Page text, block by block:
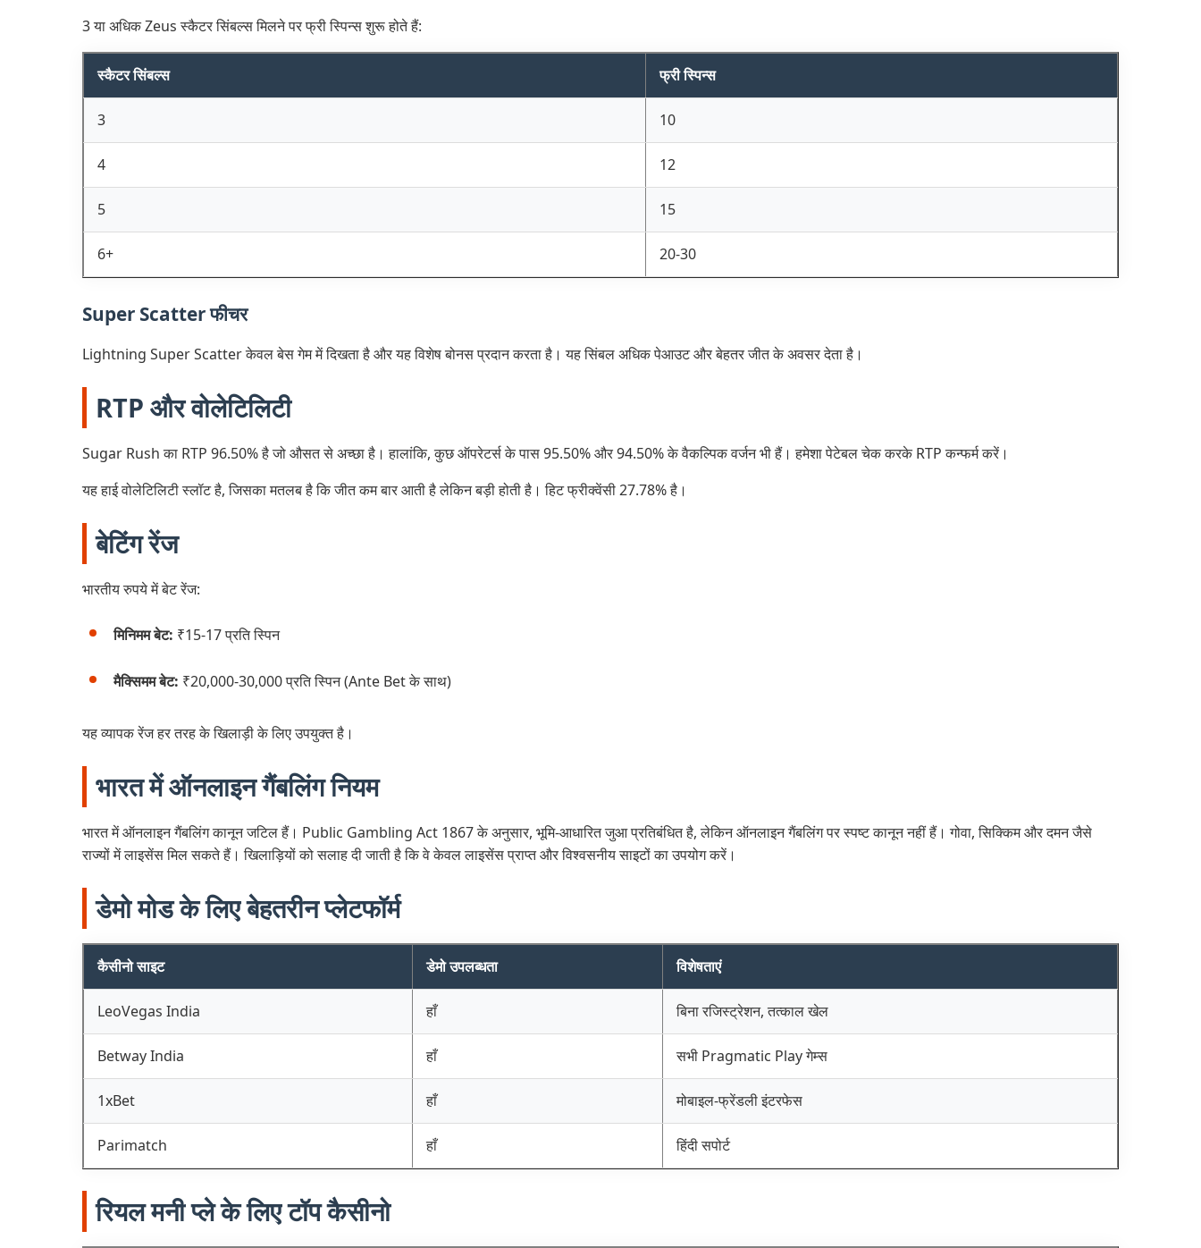
3 या अधिक Zeus स्कैटर सिंबल्स मिलने पर फ्री स्पिन्स शुरू होते हैं:
स्कैटर सिंबल्स फ्री स्पिन्स
3 10
4 12
5 15
6+ 20-30
Super Scatter फीचर
Lightning Super Scatter केवल बेस गेम में दिखता है और यह विशेष बोनस प्रदान करता है। यह सिंबल अधिक पेआउट और बेहतर जीत के अवसर देता है।
RTP और वोलेटिलिटी
Sugar Rush का RTP 96.50% है जो औसत से अच्छा है। हालांकि, कुछ ऑपरेटर्स के पास 95.50% और 94.50% के वैकल्पिक वर्जन भी हैं। हमेशा पेटेबल चेक करके RTP कन्फर्म करें।
यह हाई वोलेटिलिटी स्लॉट है, जिसका मतलब है कि जीत कम बार आती है लेकिन बड़ी होती है। हिट फ्रीक्वेंसी 27.78% है।
बेटिंग रेंज
भारतीय रुपये में बेट रेंज:
मिनिमम बेट: ₹15-17 प्रति स्पिन
मैक्सिमम बेट: ₹20,000-30,000 प्रति स्पिन (Ante Bet के साथ)
यह व्यापक रेंज हर तरह के खिलाड़ी के लिए उपयुक्त है।
भारत में ऑनलाइन गैंबलिंग नियम
भारत में ऑनलाइन गैंबलिंग कानून जटिल हैं। Public Gambling Act 1867 के अनुसार, भूमि-आधारित जुआ प्रतिबंधित है, लेकिन ऑनलाइन गैंबलिंग पर स्पष्ट कानून नहीं हैं। गोवा, सिक्किम और दमन जैसे
राज्यों में लाइसेंस मिल सकते हैं। खिलाड़ियों को सलाह दी जाती है कि वे केवल लाइसेंस प्राप्त और विश्वसनीय साइटों का उपयोग करें।
डेमो मोड के लिए बेहतरीन प्लेटफॉर्म
कैसीनो साइट डेमो उपलब्धता विशेषताएं
LeoVegas India हाँ बिना रजिस्ट्रेशन, तत्काल खेल
Betway India हाँ सभी Pragmatic Play गेम्स
1xBet हाँ मोबाइल-फ्रेंडली इंटरफेस
Parimatch हाँ हिंदी सपोर्ट
रियल मनी प्ले के लिए टॉप कैसीनो